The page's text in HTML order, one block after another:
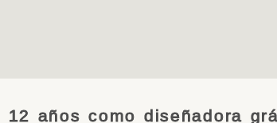
12 años como diseñadora